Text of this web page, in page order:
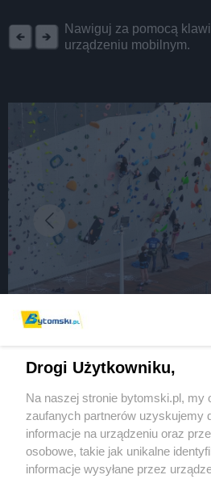
Nawiguj za pomocą
urządzeniu mobilnym.
też na Rozbark!
Wydawca mediów lokalnych
Drogi Użytkowniku,
Na naszej stronie bytomski.pl, my
zaufanych partnerów uzyskujemy
informacje na urządzeniu oraz
osobowe, takie jak unikalne
informacje wysyłane przez